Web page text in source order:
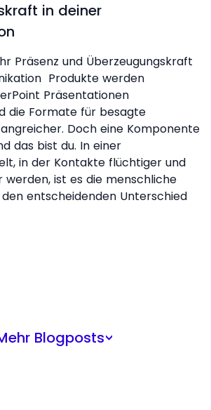
in deiner
Präsenz und Überzeugungskraft
Produkte werden
Präsentationen
die Formate für besagte
Doch eine Komponente
das bist du. In einer
in der Kontakte flüchtiger und
werden, ist es die menschliche
entscheidenden Unterschied
Blogposts>